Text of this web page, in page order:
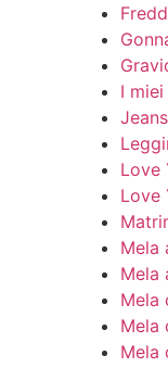
I
Jeans
Love
Love
Mela
Mela
Mela
Mela
Mela